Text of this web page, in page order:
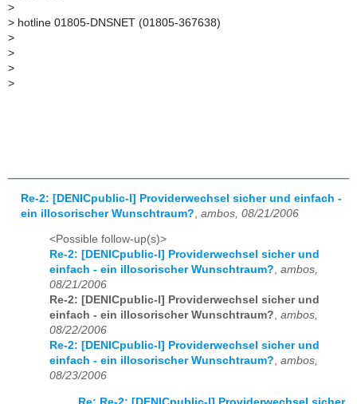
>
> hotline 01805-DNSNET (01805-367638)
>
>
>
>
Re-2: [DENICpublic-l] Providerwechsel sicher und einfach -
ein illosorischer Wunschtraum? ambos, 08/21/2006
<Possible follow-up(s)>
Re-2: [DENICpublic-l] Providerwechsel sicher und
einfach - ein illosorischer Wunschtraum?, ambos,
08/21/2006
Re-2: [DENICpublic-l] Providerwechsel sicher und
einfach - ein illosorischer Wunschtraum?, ambos,
08/22/2006
Re-2: [DENICpublic-l] Providerwechsel sicher und
einfach - ein illosorischer Wunschtraum?, ambos,
08/23/2006